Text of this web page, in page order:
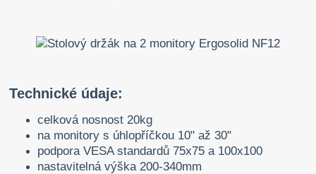
Technické údaje:
celková nosnost 20kg
na monitory s úhlopříčkou 10" až 30"
podpora VESA standardů 75x75 a 100x100
nastavitelná výška 200-340mm